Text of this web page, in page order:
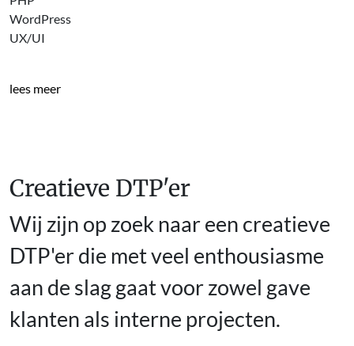
WordPress
UX/UI
lees meer
Creatieve DTP'er
Wij zijn op zoek naar een creatieve
DTP'er die met veel enthousiasme
aan de slag gaat voor zowel gave
klanten als interne projecten.